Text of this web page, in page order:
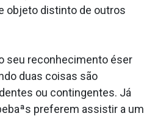
objeto distinto de outros
seu reconhecimento éser
duas coisas são
ou contingentes. Já
preferem assistir a um